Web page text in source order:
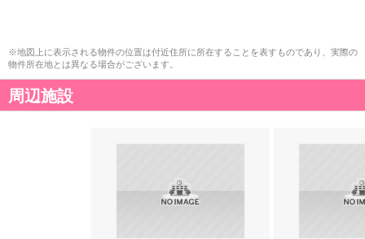
※地図上に表示される物件の位置は付近住所に所在することを表すものであり、実際の
物件所在地とは異なる場合がございます。
周辺施設